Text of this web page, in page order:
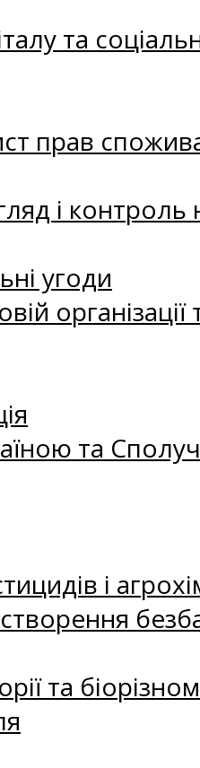
та
прав
і контроль
угоди
організації
та
і
та